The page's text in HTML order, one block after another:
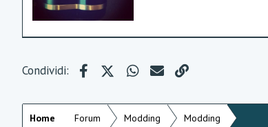
Condividi: FacebookX (Twitter)WhatsApp
e-mail
Home Forum Modding Modding